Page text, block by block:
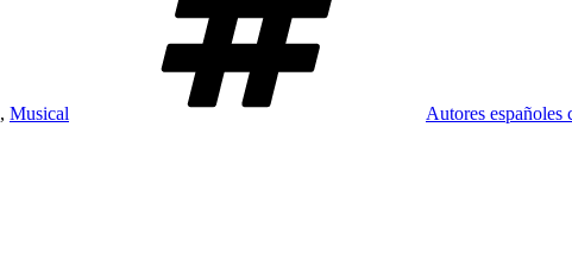
, Musical Autores españoles